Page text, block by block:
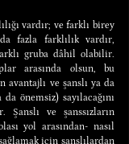
vardır; ve farklı birey
fazla farklılık vardır,
gruba dâhil olabilir.
arasında olsun, bu
avantajlı ve şanslı ya da
önemsiz) sayılacağını
ve şanssızların
yol arasından- nasıl
için şanslılardan